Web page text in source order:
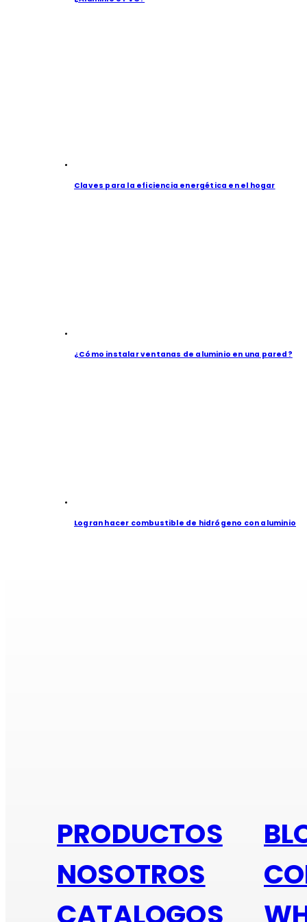
Claves para la eficiencia energética en el hogar
¿Cómo instalar ventanas de aluminio en una pared?
Logran hacer combustible de hidrógeno con aluminio
PRODUCTOS
NOSOTROS